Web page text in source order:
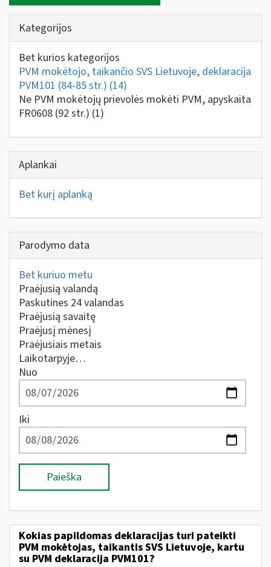
Kategorijos
Bet kurios kategorijos
PVM mokėtojo, taikančio SVS Lietuvoje, deklaracija
PVM101 (84-85 str.) (14)
Ne PVM mokėtojų prievolės mokėti PVM, apyskaita
FR0608 (92 str.) (1)
Aplankai
Bet kurį aplanką
Parodymo data
Bet kuriuo metu
Praėjusią valandą
Paskutines 24 valandas
Praėjusią savaitę
Praėjusį mėnesį
Praėjusiais metais
Laikotarpyje…
Nuo
Iki
Paieška
Kokias papildomas deklaracijas turi pateikti
PVM mokėtojas, taikantis SVS Lietuvoje, kartu
su PVM deklaracija PVM101?